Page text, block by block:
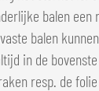
balen
balen kunnen
in de
resp. de